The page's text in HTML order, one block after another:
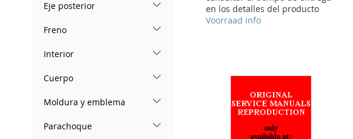
en los detalles del producto
Voorraad info
TO
WISH
LIST
ADD
TO
COMPARE
TO
WISH
LIST
ADD
TO
COMPARE
TO
WISH
LIST
ADD
TO
COMPARE
TO
WISH
LIST
ADD
TO
COMPARE
Eje posterior
Freno
Interior
Cuerpo
Moldura y emblema
Parachoque